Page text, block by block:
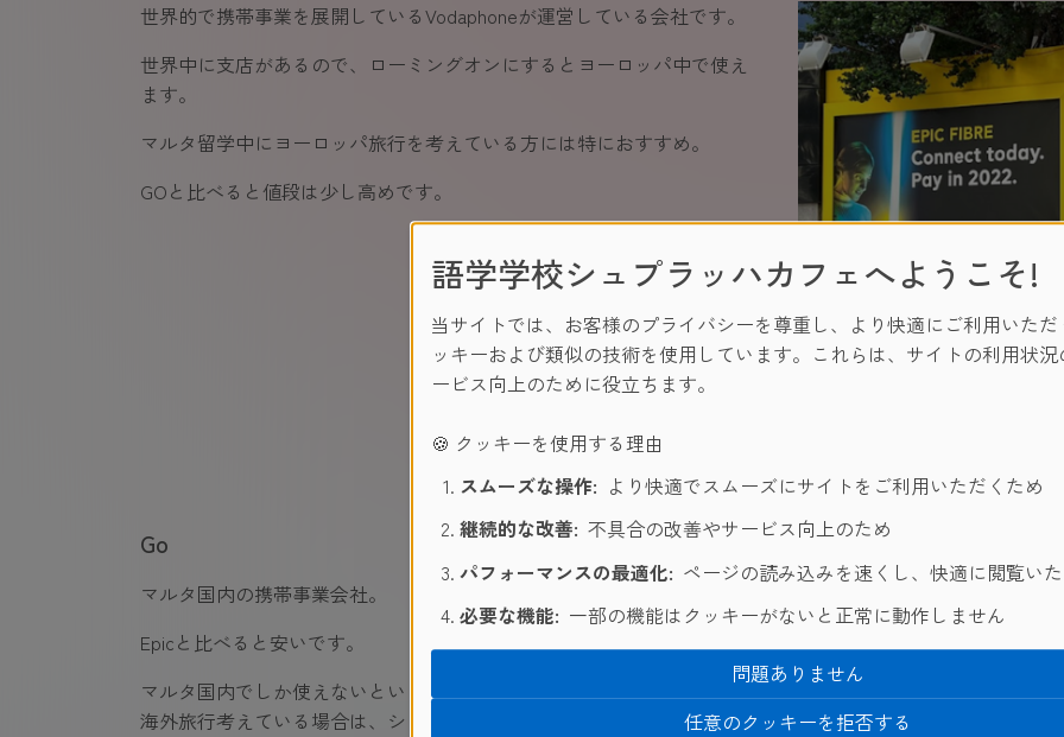
世界的で携帯事業を展開しているVodaphoneが運営している会社です。
世界中に支店があるので、ローミングオンにするとヨーロッパ中で使え
ます。
マルタ留学中にヨーロッパ旅行を考えている方には特におすすめ。
GOと比べると値段は少し高めです。
Go
マルタ国内の携帯事業会社。
Epicと比べると安いです。
マルタ国内でしか使えないというケースがあるようなので、マルタから
海外旅行考えている場合は、ショップで確認しましょう。
語学学校シュプラッハカフェへようこそ!
当サイトでは、お客様のプライバシーを尊重し、より快適にご利用いた
ッキーおよび類似の技術を使用しています。これらは、サイトの利用状
ービス向上のために役立ちます。
🍪 クッキーを使用する理由
スムーズな操作: より快適でスムーズにサイトをご利用いただくため
継続的な改善: 不具合の改善やサービス向上のため
パフォーマンスの最適化: ページの読み込みを速くし、快適に閲覧い
必要な機能: 一部の機能はクッキーがないと正常に動作しません
任意のクッキーを拒否する
問題ありません